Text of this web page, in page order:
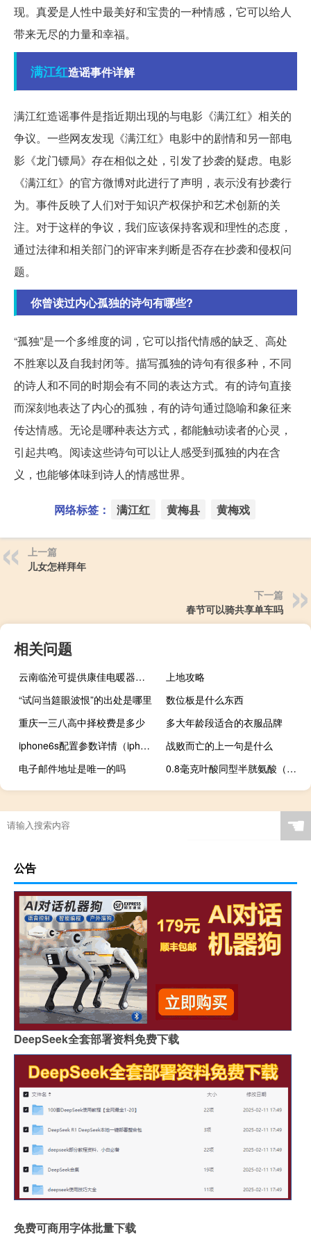
现。真爱是人性中最美好和宝贵的一种情感，它可以给人
带来无尽的力量和幸福。
满江红造谣事件详解
满江红造谣事件是指近期出现的与电影《满江红》相关的
争议。一些网友发现《满江红》电影中的剧情和另一部电
影《龙门镖局》存在相似之处，引发了抄袭的疑虑。电影
《满江红》的官方微博对此进行了声明，表示没有抄袭行
为。事件反映了人们对于知识产权保护和艺术创新的关
注。对于这样的争议，我们应该保持客观和理性的态度，
通过法律和相关部门的评审来判断是否存在抄袭和侵权问
题。
你曾读过内心孤独的诗句有哪些?
“孤独”是一个多维度的词，它可以指代情感的缺乏、高处
不胜寒以及自我封闭等。描写孤独的诗句有很多种，不同
的诗人和不同的时期会有不同的表达方式。有的诗句直接
而深刻地表达了内心的孤独，有的诗句通过隐喻和象征来
传达情感。无论是哪种表达方式，都能触动读者的心灵，
引起共鸣。阅读这些诗句可以让人感受到孤独的内在含
义，也能够体味到诗人的情感世界。
网络标签： 满江红 黄梅县 黄梅戏
上一篇
儿女怎样拜年
下一篇
春节可以骑共享单车吗
相关问题
云南临沧可提供康佳电暖器维修服务地址在哪
上地攻略
“试问当筵眼波恨”的出处是哪里
数位板是什么东西
重庆一三八高中择校费是多少
多大年龄段适合的衣服品牌
iphone6s配置参数详情（iphone6s配置参数）
战败而亡的上一句是什么
电子邮件地址是唯一的吗
0.8毫克叶酸同型半胱氨酸（叶酸一天吃0.8毫克可以吗）
☚
公告
DeepSeek全套部署资料免费下载
免费可商用字体批量下载